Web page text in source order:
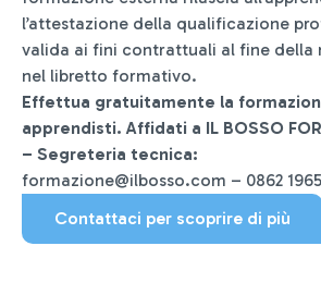
l’attestazione della qualificazione
valida ai fini contrattuali al fine della
nel libretto formativo.
Effettua gratuitamente la
apprendisti. Affidati a IL BOSSO
– Segreteria tecnica:
formazione@ilbosso.com – 0862
Contattaci per scoprire di più